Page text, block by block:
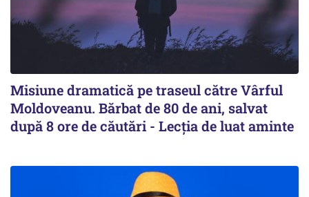
Misiune dramatică pe traseul către Vârful
Moldoveanu. Bărbat de 80 de ani, salvat
după 8 ore de căutări - Lecția de luat aminte